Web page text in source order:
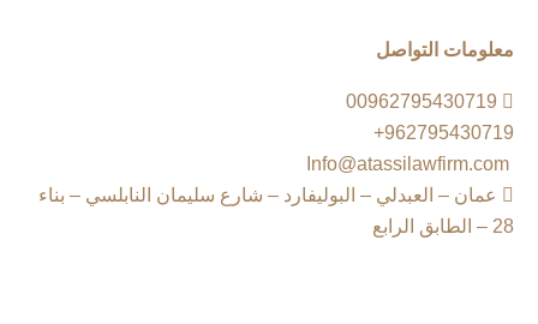
معلومات التواصل
00962795430719
962795430719+
Info@atassilawfirm.com
عمان – العبدلي – البوليفارد – شارع سليمان النابلسي – بناء
28 – الطابق الرابع